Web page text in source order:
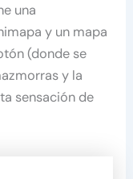
una
y un mapa
(donde se
y la
sensación de